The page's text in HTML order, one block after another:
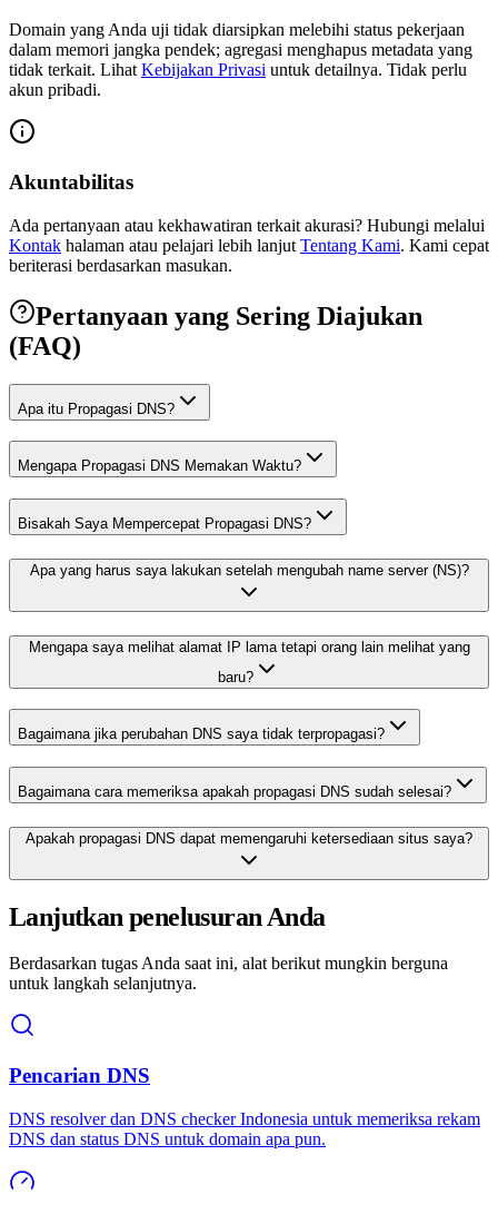
Domain yang Anda uji tidak diarsipkan melebihi status pekerjaan
dalam memori jangka pendek; agregasi menghapus metadata yang
tidak terkait. Lihat Kebijakan Privasi untuk detailnya. Tidak perlu
akun pribadi.
Akuntabilitas
Ada pertanyaan atau kekhawatiran terkait akurasi? Hubungi melalui
Kontak halaman atau pelajari lebih lanjut Tentang Kami. Kami cepat
beriterasi berdasarkan masukan.
Pertanyaan yang Sering Diajukan
(FAQ)
Apa itu Propagasi DNS?
Mengapa Propagasi DNS Memakan Waktu?
Bisakah Saya Mempercepat Propagasi DNS?
Apa yang harus saya lakukan setelah mengubah name server (NS)?
Mengapa saya melihat alamat IP lama tetapi orang lain melihat yang
baru?
Bagaimana jika perubahan DNS saya tidak terpropagasi?
Bagaimana cara memeriksa apakah propagasi DNS sudah selesai?
Apakah propagasi DNS dapat memengaruhi ketersediaan situs saya?
Lanjutkan penelusuran Anda
Berdasarkan tugas Anda saat ini, alat berikut mungkin berguna
untuk langkah selanjutnya.
Pencarian DNS
DNS resolver dan DNS checker Indonesia untuk memeriksa rekam
DNS dan status DNS untuk domain apa pun.